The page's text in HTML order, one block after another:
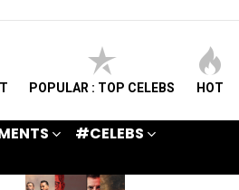
POPULAR : TOP CELEBS HOT
#CELEBS